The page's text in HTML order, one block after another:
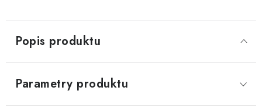
Popis produktu
Parametry produktu